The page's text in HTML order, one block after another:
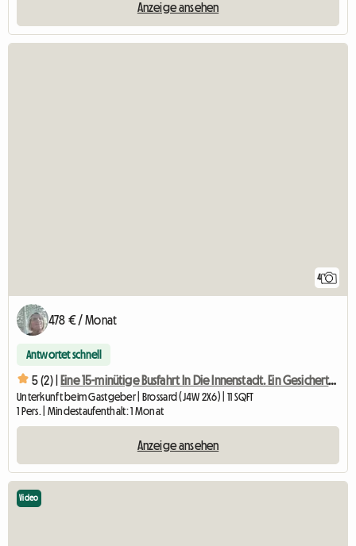
Anzeige ansehen
4
478 € / Monat
Antwortet schnell
5 (2) | Eine 15-minütige Busfahrt In Die Innenstadt. Ein Gesichertes Zimmer In Einer Ruhigen
Unterkunft beim Gastgeber | Brossard (J4W 2X6) | 11 SQFT
1 Pers. | Mindestaufenthalt: 1 Monat
Anzeige ansehen
Video